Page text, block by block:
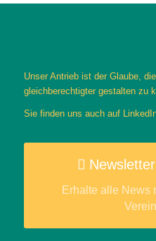
Unser Antrieb ist der Glaube,
gleichberechtigter gestalten zu
Sie finden uns auch auf
Erhalte alle News